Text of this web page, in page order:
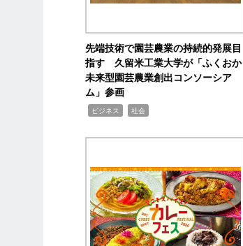
先端技術で園芸農業の持続的発展目
指す 久留米工業大学が「ふくおか
未来型園芸農業創出コンソーシア
ム」参画
ビジネス 社会